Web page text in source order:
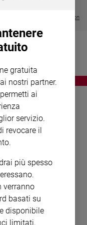
Visualizza tutte le collection
POLICY
gratuita
nostri partner.
ai
servizio.
revocare il
più spesso
verranno
basati su
disponibile
limitati.